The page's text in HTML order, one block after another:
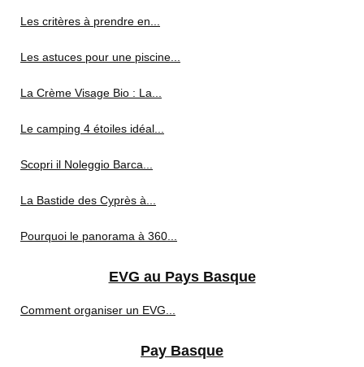
Les critères à prendre en...
Les astuces pour une piscine...
La Crème Visage Bio : La...
Le camping 4 étoiles idéal...
Scopri il Noleggio Barca...
La Bastide des Cyprès à...
Pourquoi le panorama à 360...
EVG au Pays Basque
Comment organiser un EVG...
Pay Basque